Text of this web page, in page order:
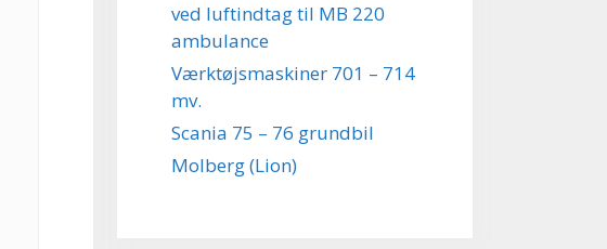
ved luftindtag til MB 220
ambulance
Værktøjsmaskiner 701 – 714
mv.
Scania 75 – 76 grundbil
Molberg (Lion)